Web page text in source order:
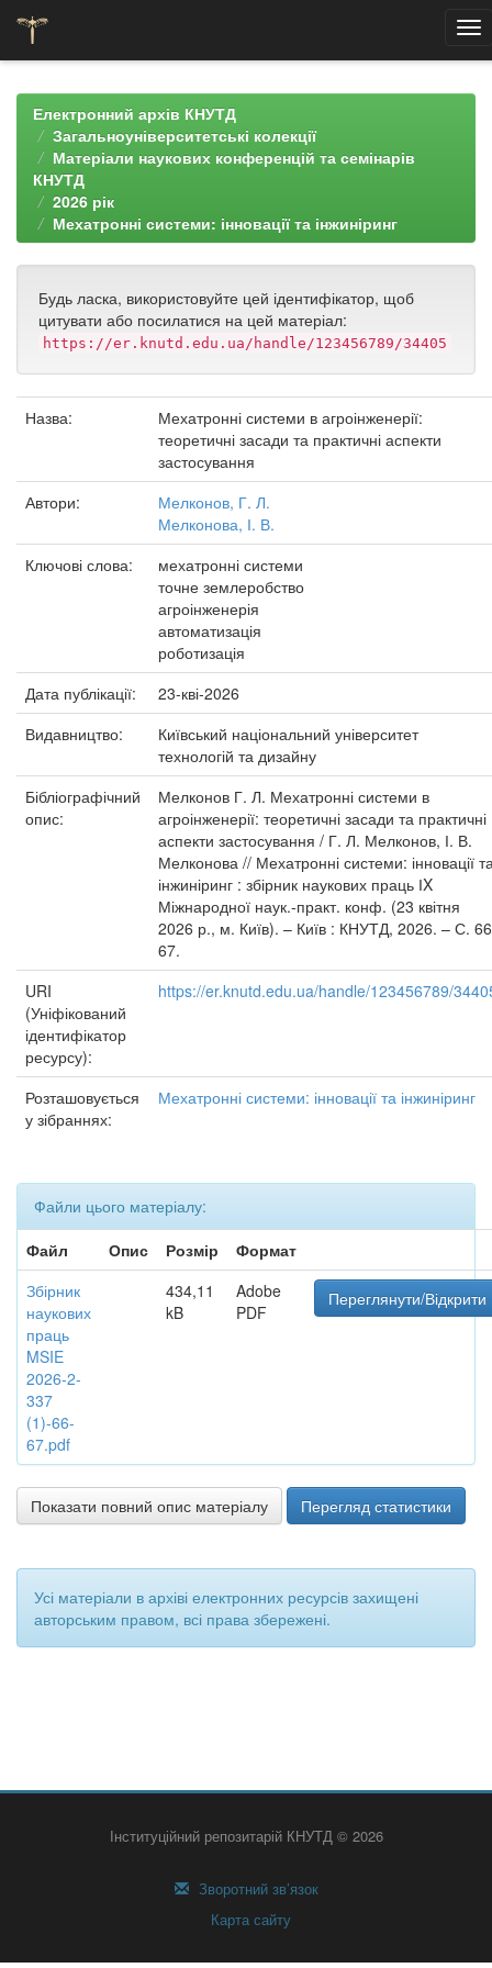
navigationЕлектронний архів КНУТД
Загальноуніверситетські колекції
Матеріали наукових конференцій та семінарів
КНУТД
2026 рік
Мехатронні системи: інновації та інжиніринг
Будь ласка, використовуйте цей ідентифікатор, щоб
цитувати або посилатися на цей матеріал:
https://er.knutd.edu.ua/handle/123456789/34405
Назва:
Мехатронні системи в агроінженерії:
теоретичні засади та практичні аспекти
застосування
Автори:
Мелконов, Г. Л.
Мелконова, І. В.
Ключові слова:
мехатронні системи
точне землеробство
агроінженерія
автоматизація
роботизація
Дата публікації:
23-кві-2026
Видавництво:
Київський національний університет
технологій та дизайну
Бібліографічний
опис:
Мелконов Г. Л. Мехатронні системи в
агроінженерії: теоретичні засади та практичні
аспекти застосування / Г. Л. Мелконов, І. В.
Мелконова // Мехатронні системи: інновації
інжиніринг : збірник наукових праць ІX
Міжнародної наук.-практ. конф. (23 квітня
2026 р., м. Київ). – Київ : КНУТД, 2026. – С.
67.
URI
(Уніфікований
ідентифікатор
ресурсу):
https://er.knutd.edu.ua/handle/123456789/
Розташовується
у зібраннях:
Мехатронні системи: інновації та інжиніринг
Файли цього матеріалу:
Файл
Опис Розмір
Формат
Збірник
наукових
праць
MSIE
2026-2-
337
(1)-66-
67.pdf
434,11
kB
Adobe
PDF
Переглянути/Відкрити
Показати повний опис матеріалу Перегляд статистики
Усі матеріали в архіві електронних ресурсів захищені
авторським правом, всі права збережені.
Інституційний репозитарій КНУТД © 2026
Зворотний зв’язок
Карта сайту